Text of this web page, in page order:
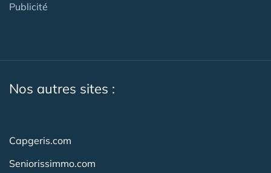
Publicité
Nos autres sites :
Capgeris.com
Seniorissimmo.com